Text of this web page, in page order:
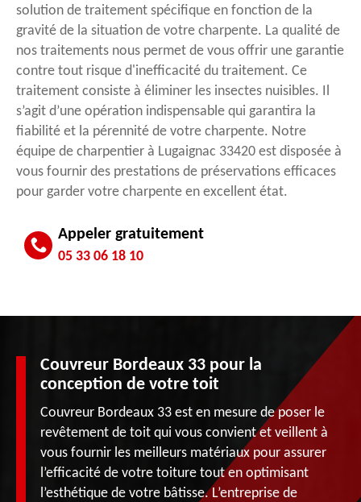
solution de traitement spécifique en fonction de la
gravité de la situation de votre charpente. La qualité de
nos traitements nous permet de vous offrir une garantie
contre tout risque d'inefficacité du traitement. Ce
traitement consiste à éliminer les insectes nuisibles. Il
s’agit d’une opération indispensable qui garantira la
fiabilité et la pérennité de votre charpente. Notre
équipe de charpentier à Lugaignac 33420 est disposée à
vous fournir des prestations de préservations efficaces
pour garder votre charpente en excellent état.
Appeler gratuitement
05 33 06 18 10
Couvreur Bordeaux 33 pour la
conception de votre toit
Couvreur Bordeaux 33 est en mesure de poser le
revêtement de toit qui vous convient et veillent à
vous fournir les meilleurs matériaux pour assurer
l’efficacité de votre toiture tout en optimisant
l’esthétique de votre bâtisse. L’entreprise de